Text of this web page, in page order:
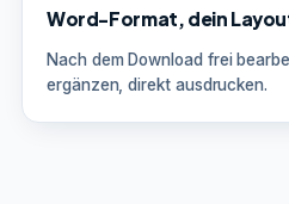
Word-Format, dein
Nach dem Download frei
ergänzen, direkt ausdrucken.